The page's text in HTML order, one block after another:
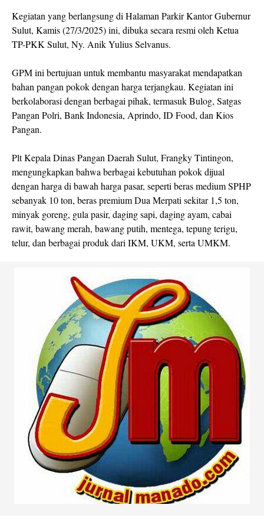
Kegiatan yang berlangsung di Halaman Parkir Kantor Gubernur
Sulut, Kamis (27/3/2025) ini, dibuka secara resmi oleh Ketua
TP-PKK Sulut, Ny. Anik Yulius Selvanus.
GPM ini bertujuan untuk membantu masyarakat mendapatkan
bahan pangan pokok dengan harga terjangkau. Kegiatan ini
berkolaborasi dengan berbagai pihak, termasuk Bulog, Satgas
Pangan Polri, Bank Indonesia, Aprindo, ID Food, dan Kios
Pangan.
Plt Kepala Dinas Pangan Daerah Sulut, Frangky Tintingon,
mengungkapkan bahwa berbagai kebutuhan pokok dijual
dengan harga di bawah harga pasar, seperti beras medium SPHP
sebanyak 10 ton, beras premium Dua Merpati sekitar 1,5 ton,
minyak goreng, gula pasir, daging sapi, daging ayam, cabai
rawit, bawang merah, bawang putih, mentega, tepung terigu,
telur, dan berbagai produk dari IKM, UKM, serta UMKM.